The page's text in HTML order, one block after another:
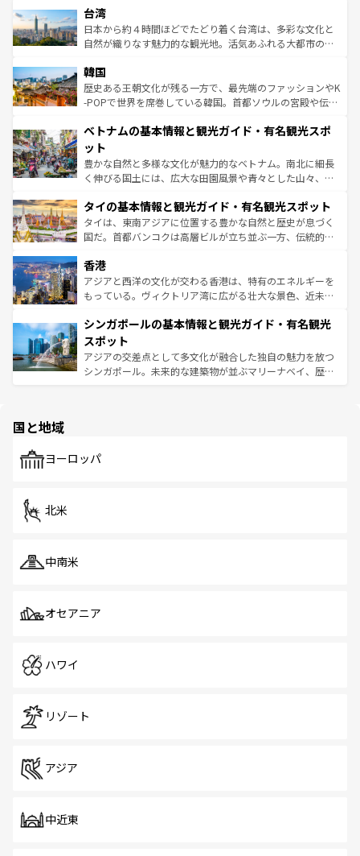
人々、おいしいローカルフードやハワイアンミュージッ
ク、伝統的なフラダンスなど、すべてがハワイの魅力を彩
っている。訪れるたびに新しい発見と感動が待っているハ
はコンテンツ一覧
リアリーフや大陸中央部にそびえるウルル（エアーズロッ
ク）、タスマニアの美しい原生林やケアンズの熱帯雨林な
ど、見どころがたくさん。また、カフェやワイン、オージ
いる。アクティビティも充実しており、サーフィンやダイ
ビング、ハイキングなど、アウトドア好きにはたまらな
い。オーストラリアの多彩な魅力を存分に味わいつくそ
参照してほしい。
台湾
日本から約４時間ほどでたどり着く台湾は、多彩な文化と
自然が織りなす魅力的な観光地。活気あふれる大都市の台
ン）、静ひつな山岳地帯である台湾東部など、都市の喧騒
と山間の静けさが共存しており、訪れる人に新しい発見と
驚きをもたらしてくれる。また、奥深い台湾の食文化も魅
容にもいいと評判のスイーツなど、バラエティ豊かな料理
照してほしい。
韓国
歴史ある王朝文化が残る一方で、最先端のファッションやK
-POPで世界を席巻している韓国。首都ソウルの宮殿や伝統
き、地方に足を延ばせば四季折々の自然美を楽しむことが
できる。そして、キムチや焼肉、絶品のストリートフード
まで、さまざまな韓国料理が待っている。夜には、韓国な
らではのナイトライフも堪能できる。あたたかいホスピタ
わってみてほしい。 なお、新着の韓国情報はコンテンツ一
覧 を参照してほしい。
ベトナムの基本情報と観光ガイド・有名観光スポ
ット
豊かな自然と多様な文化が魅力的なベトナム。南北に細長
く伸びる国土には、広大な田園風景や青々とした山々、世
急速な発展と共に伝統が息づく。ハノイの古い町並みやホ
ーチミン市のフランス統治時代の建物も、独特の雰囲気を
醸し出している。また、バラエティの豊かさとおいしさで
とつ。フォーやバインミー、ベトナムコーヒーなどは、ぜ
ひ現地で味わいたい。どの地域を訪れてもあたたかい人々
が旅行者を迎えてくれるので、きっと忘れられない旅にな
参照してほしい。
タイの基本情報と観光ガイド・有名観光スポット
タイは、東南アジアに位置する豊かな自然と歴史が息づく
国だ。首都バンコクは高層ビルが立ち並ぶ一方、伝統的な
の活気が交差している。北部ではチェンマイなどの山岳地
帯で自然と触れ合い、南部ではプーケットやクラビの美し
いビーチでリゾート気分を楽しむことができる。タイ料理
激する。気候は一年中温暖で、どの季節にも異なる楽しみ
が待っている。親しみやすいタイの人々、仏教を中心とし
た文化、そして多様な観光資源が、訪れる旅人を魅了し続
ける。 なお、新着のタイ情報はコンテンツ一覧を参照して
香港
アジアと西洋の文化が交わる香港は、特有のエネルギーを
もっている。ヴィクトリア湾に広がる壮大な景色、近未来
み、どこを訪れても感動するはず。観光スポットが密集し
ており、効率よく見どころを回れるのも魅力。息をのむよ
うな絶景から文化的な体験まで、香港を存分に楽しみ尽く
そう。 なお、新着の香港情報はコンテンツ一覧を参照して
シンガポールの基本情報と観光ガイド・有名観光
スポット
アジアの交差点として多文化が融合した独自の魅力を放つ
シンガポール。未来的な建築物が並ぶマリーナベイ、歴史
で、ホーカーズは地元の風情を楽しめる外せないスポット
国と地域
ヨーロッパ
北米
中南米
オセアニア
ハワイ
リゾート
アジア
中近東